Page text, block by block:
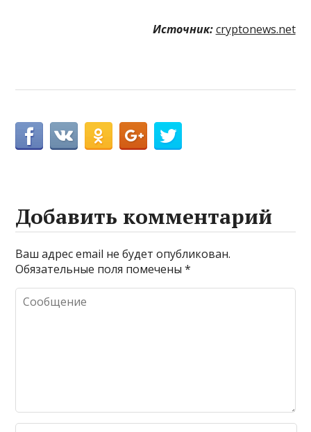
Источник: cryptonews.net
Добавить комментарий
Ваш адрес email не будет опубликован.
Обязательные поля помечены*